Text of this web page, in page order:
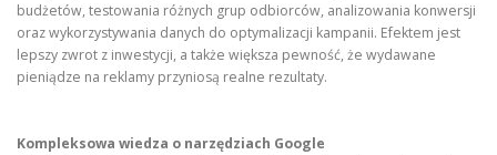
budżetów, testowania różnych grup odbiorców, analizowania konwersji
oraz wykorzystywania danych do optymalizacji kampanii. Efektem jest
lepszy zwrot z inwestycji, a także większa pewność, że wydawane
pieniądze na reklamy przyniosą realne rezultaty.
Kompleksowa wiedza o narzędziach Google